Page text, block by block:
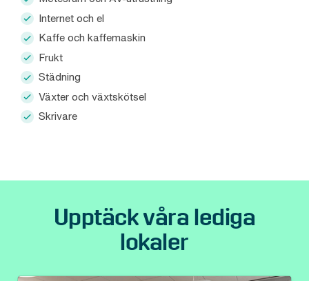
Internet och el
Kaffe och kaffemaskin
Frukt
Städning
Växter och växtskötsel
Skrivare
Upptäck våra lediga
lokaler